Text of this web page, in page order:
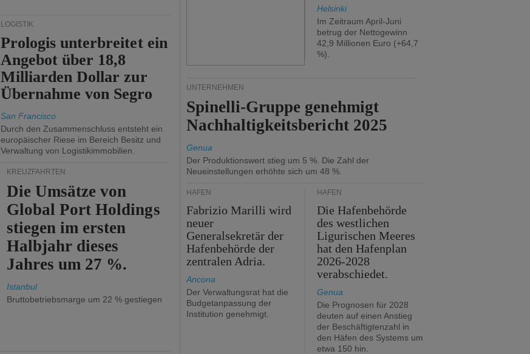
LOGISTIK
Prologis unterbreitet ein
Angebot über 18,8
Milliarden Dollar zur
Übernahme von Segro
San Francisco
Durch den Zusammenschluss entsteht ein
europäischer Riese im Bereich Besitz und
Verwaltung von Logistikimmobilien.
KREUZFAHRTEN
Die Umsätze von
Global Port Holdings
stiegen im ersten
Halbjahr dieses
Jahres um 27 %.
Istanbul
Bruttobetriebsmarge um 22 % gestiegen
Helsinki
Im Zeitraum April-Juni
betrug der Nettogewinn
42,9 Millionen Euro (+64,7
%).
UNTERNEHMEN
Spinelli-Gruppe genehmigt
Nachhaltigkeitsbericht 2025
Genua
Der Produktionswert stieg um 5 %. Die Zahl der
Neueinstellungen erhöhte sich um 48 %.
HÄFEN
Fabrizio Marilli wird
neuer
Generalsekretär der
Hafenbehörde der
zentralen Adria.
Ancona
Der Verwaltungsrat hat die
Budgetanpassung der
Institution genehmigt.
HÄFEN
Die Hafenbehörde
des westlichen
Ligurischen Meeres
hat den Hafenplan
2026-2028
verabschiedet.
Genua
Die Prognosen für 2028
deuten auf einen Anstieg
der Beschäftigtenzahl in
den Häfen des Systems um
etwa 150 hin.